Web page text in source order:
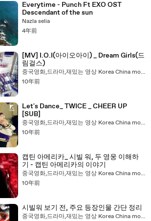
Everytime - Punch Ft EXO OST
Descendant of the sun
Nazla selia
4年前
[MV] I.O.I(아이오아이) _ Dream Girls(드
림걸스)
중국영화,드라마,재밌는 영상 Korea China movie drama 韩流快递
10年前
Let's Dance_ TWICE _ CHEER UP
[SUB]
중국영화,드라마,재밌는 영상 Korea China movie drama 韩流快递
10年前
캡틴 아메리카_ 시빌 워, 두 영웅 이해하
기 - 캡틴 아메리카의 이야기
중국영화,드라마,재밌는 영상 Korea China movie drama 韩流快递
10年前
시빌워 보기 전, 주요 등장인물 간단 정리
중국영화,드라마,재밌는 영상 Korea China movie drama 韩流快递